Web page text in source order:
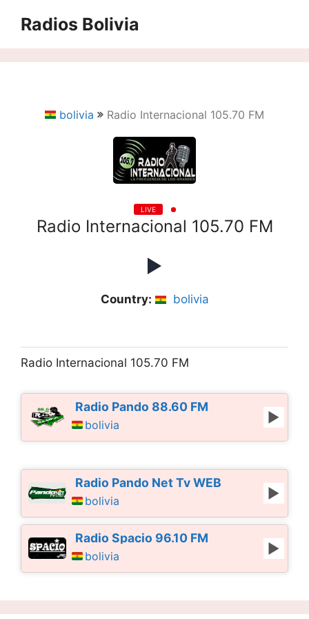
Radios Bolivia
bolivia Radio Internacional 105.70 FM
LIVE
Radio Internacional 105.70 FM
Country: bolivia
Radio Internacional 105.70 FM
Radio Pando 88.60 FM
bolivia
Radio Pando Net Tv WEB
bolivia
Radio Spacio 96.10 FM
bolivia